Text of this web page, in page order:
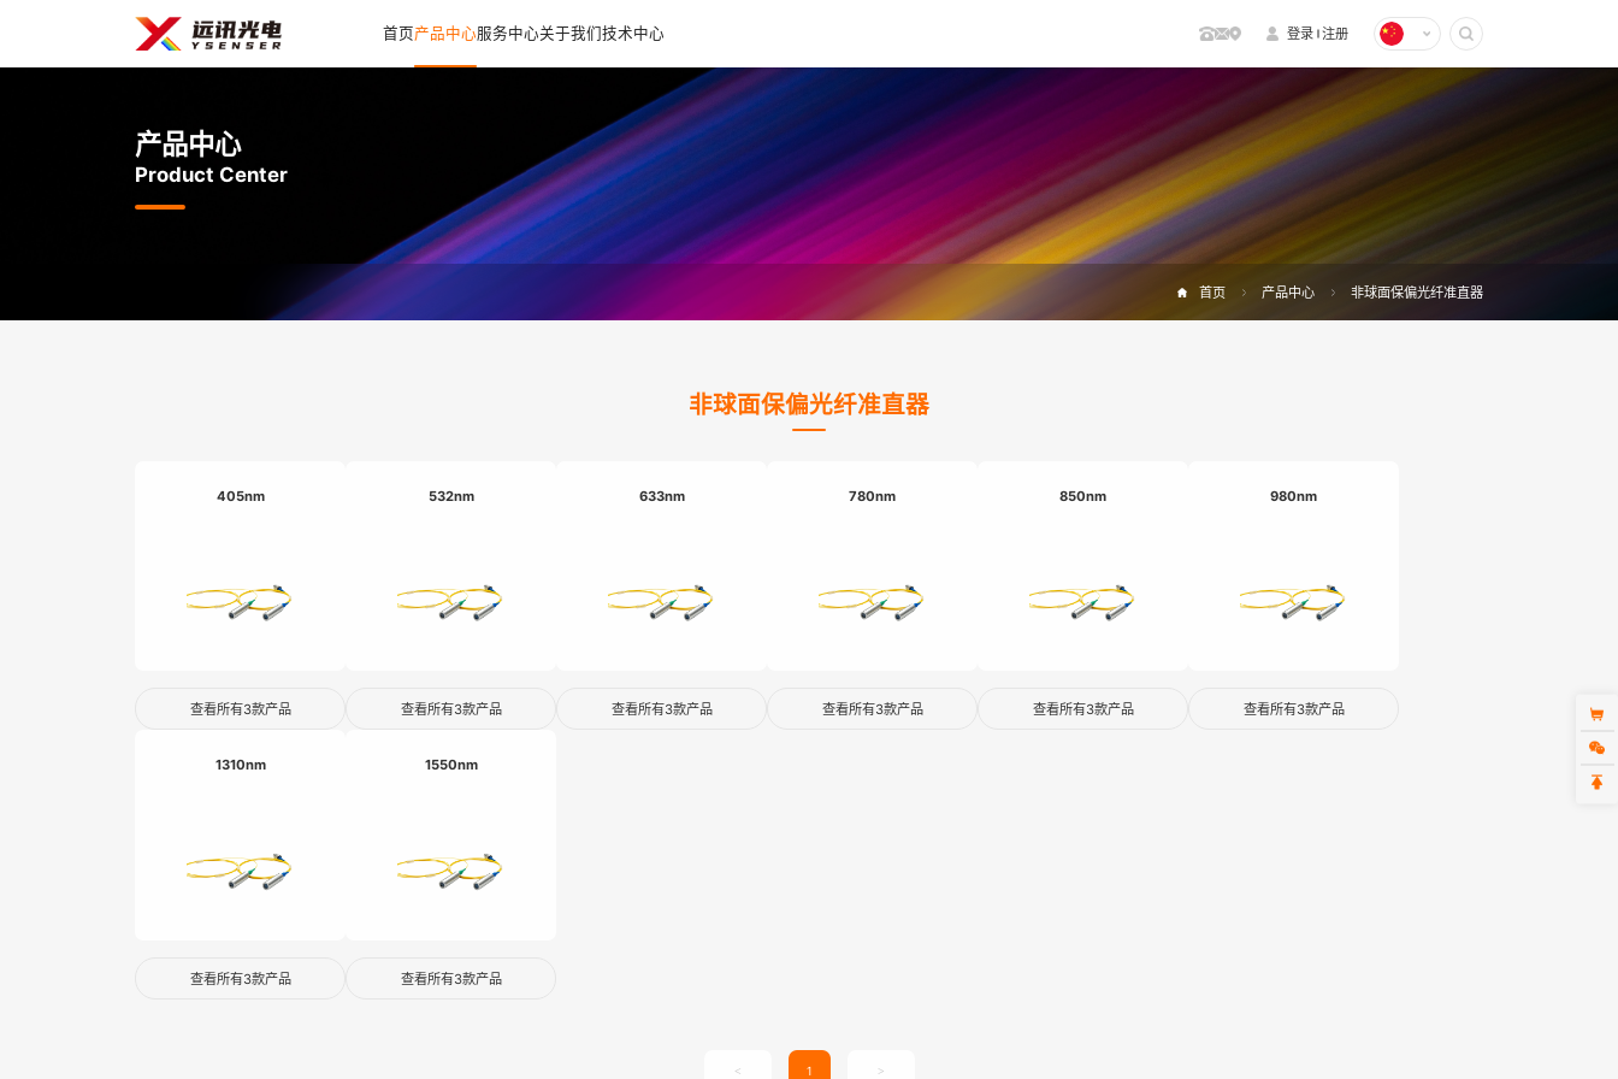
首页产品中心服务中心关于我们技术中心 登录 注册
产品中心
Product Center
首页 产品中心 非球面保偏光纤准直器
非球面保偏光纤准直器
405nm
查看所有3款产品
532nm
查看所有3款产品
633nm
查看所有3款产品
780nm
查看所有3款产品
850nm
查看所有3款产品
980nm
查看所有3款产品
1310nm
查看所有3款产品
1550nm
查看所有3款产品
< 1 >